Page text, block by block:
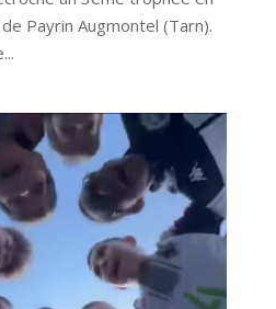
Payrin Augmontel (Tarn).